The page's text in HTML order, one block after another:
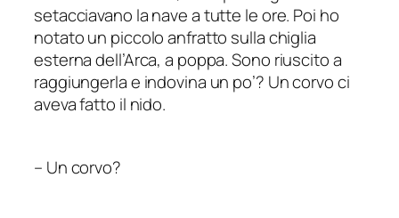
setacciavano la nave a tutte le ore. Poi ho
notato un piccolo anfratto sulla chiglia
esterna dell’Arca, a poppa. Sono riuscito a
raggiungerla e indovina un po’? Un corvo ci
aveva fatto il nido.
– Un corvo?